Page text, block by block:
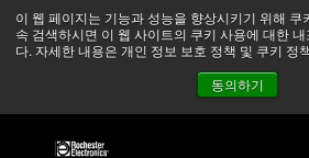
이 웹 페이지는 기능과 성능을 향상시키기 위해
속 검색하시면 이 웹 사이트의 쿠키 사용에 대한
다. 자세한 내용은 개인 정보 보호 정책 및 쿠키 정
동의하기
츠
건
중동 지역 상황을 지속적으로 주시하
정상적으로 운영되고 있습니다.
뉴스
문의하기